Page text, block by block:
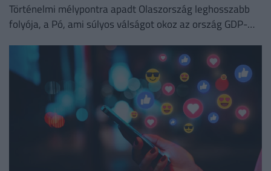
Történelmi mélypontra apadt Olaszország leghosszabb
folyója, a Pó, ami súlyos válságot okoz az ország GDP-